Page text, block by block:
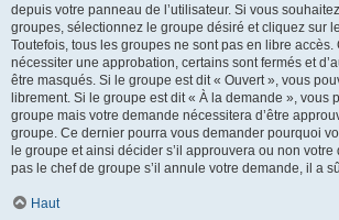
depuis votre panneau de l’utilisateur. Si vous
groupes, sélectionnez le groupe désiré et cliquez sur
Toutefois, tous les groupes ne sont pas en libre accès.
nécessiter une approbation, certains sont fermés et
être masqués. Si le groupe est dit « Ouvert », vous
librement. Si le groupe est dit « À la demande », vous
groupe mais votre demande nécessitera d’être
groupe. Ce dernier pourra vous demander pourquoi
le groupe et ainsi décider s’il approuvera ou non votre
pas le chef de groupe s’il annule votre demande, il a
Haut